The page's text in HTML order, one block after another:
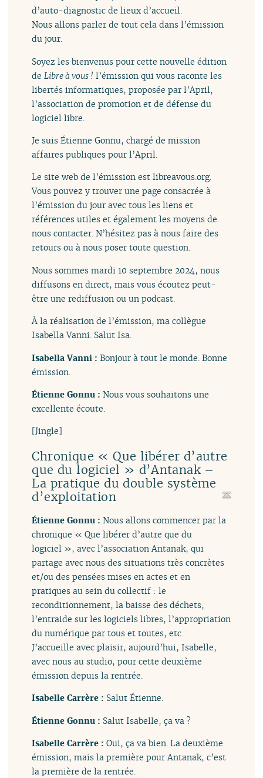
d’auto-diagnostic de lieux d’accueil.
Nous allons parler de tout cela dans l’émission
du jour.
Soyez les bienvenus pour cette nouvelle édition
de Libre à vous ! l’émission qui vous raconte les
libertés informatiques, proposée par l’April,
l’association de promotion et de défense du
logiciel libre.
Je suis Étienne Gonnu, chargé de mission
affaires publiques pour l’April.
Le site web de l’émission est libreavous.org.
Vous pouvez y trouver une page consacrée à
l’émission du jour avec tous les liens et
références utiles et également les moyens de
nous contacter. N’hésitez pas à nous faire des
retours ou à nous poser toute question.
Nous sommes mardi 10 septembre 2024, nous
diffusons en direct, mais vous écoutez peut-
être une rediffusion ou un podcast.
À la réalisation de l’émission, ma collègue
Isabella Vanni. Salut Isa.
Isabella Vanni :Bonjour à tout le monde. Bonne
émission.
Étienne Gonnu :Nous vous souhaitons une
excellente écoute.
[Jingle]
Chronique « Que libérer d’autre
que du logiciel » d’Antanak –
La pratique du double système
d’exploitation
Étienne Gonnu :Nous allons commencer par la
chronique « Que libérer d’autre que du
logiciel », avec l’association Antanak, qui
partage avec nous des situations très concrètes
et/ou des pensées mises en actes et en
pratiques au sein du collectif : le
reconditionnement, la baisse des déchets,
l’entraide sur les logiciels libres, l’appropriation
du numérique par tous et toutes, etc.
J’accueille avec plaisir, aujourd’hui, Isabelle,
avec nous au studio, pour cette deuxième
émission depuis la rentrée.
Isabelle Carrère : Salut Étienne.
Étienne Gonnu : Salut Isabelle, ça va ?
Isabelle Carrère :Oui, ça va bien. La deuxième
émission, mais la première pour Antanak, c’est
la première de la rentrée.